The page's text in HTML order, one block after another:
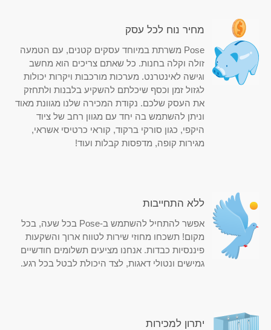
מחיר נוח לכל עסק
Pose משרתת במיוחד עסקים קטנים, עם הטמעה
זולה וקלה בחנות. כל שאתם צריכים הוא מחשב
וגישה לאינטרנט. מערכות מורכבות ויקרות יכולות
לגזול זמן וכסף שיכלתם להשקיע בלבנות ולתחזק
את העסק שלכם. נקודת המכירה שלנו מגוונת מאוד
וניתן להשתמש בה יחד עם מגוון רחב של ציוד
היקפי, כגון סורקי ברקוד, קוראי כרטיסי אשראי,
מגירות קופה, מדפסות קבלות ועוד!
ללא התחייבות
אפשר להתחיל להשתמש ב-Pose בכל שעה, בכל
מקום! תשכחו מחוזי שירות לטווח ארוך והשקעות
פיננסיות כבדות. אנחנו מציעים תשלומים חודשיים
גמישים ונטולי דאגות, לצד היכולת לבטל בכל רגע.
יתרון למכירות